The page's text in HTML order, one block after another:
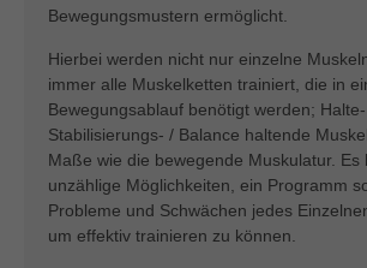
Bewegungsmustern ermöglicht.
Hierbei werden nicht nur einzelne
immer alle Muskelketten trainiert, die in
Bewegungsablauf benötigt werden;
Stabilisierungs- / Balance haltende
Maße wie die bewegende Muskulatur. Es
unzählige Möglichkeiten, ein Programm
Probleme und Schwächen jedes
um effektiv trainieren zu können.